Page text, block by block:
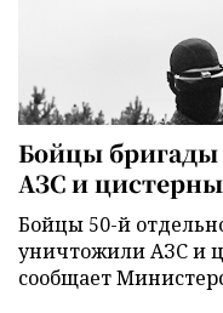
Бойцы
АЗС и
Бойцы 50-й
уничтожили АЗС и
сообщает